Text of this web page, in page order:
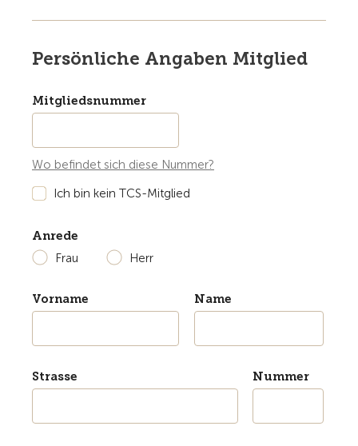
Persönliche Angaben Mitglied
Mitgliedsnummer
Wo befindet sich diese Nummer?
Ich bin kein TCS-Mitglied
Anrede
Frau
Herr
Vorname Name
Strasse Nummer